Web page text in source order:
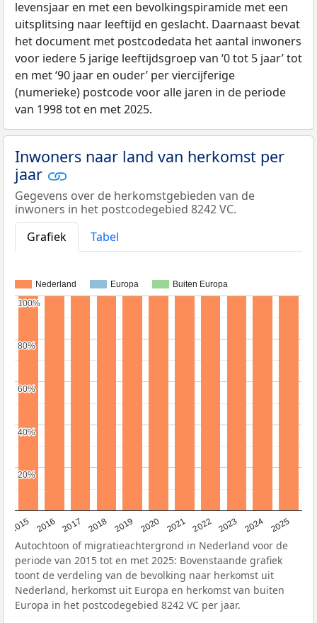
levensjaar en met een bevolkingspiramide met een
uitsplitsing naar leeftijd en geslacht. Daarnaast bevat
het document met postcodedata het aantal inwoners
voor iedere 5 jarige leeftijdsgroep van ‘0 tot 5 jaar’ tot
en met ‘90 jaar en ouder’ per viercijferige
(numerieke) postcode voor alle jaren in de periode
van 1998 tot en met 2025.
Inwoners naar land van herkomst per
jaar
Gegevens over de herkomstgebieden van de
inwoners in het postcodegebied 8242 VC.
Grafiek
Tabel
Nederland Europa Buiten Europa
2015 2016 2017 2018 2019 2020 2021 2022 2023 2024 2025
20%
20%
40%
40%
60%
60%
80%
80%
100%
100%
Autochtoon of migratieachtergrond in Nederland voor de
periode van 2015 tot en met 2025: Bovenstaande grafiek
toont de verdeling van de bevolking naar herkomst uit
Nederland, herkomst uit Europa en herkomst van buiten
Europa in het postcodegebied 8242 VC per jaar.